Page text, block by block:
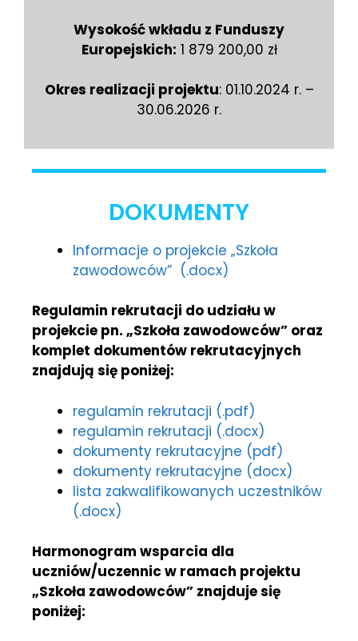
Wysokość wkładu z Funduszy
Europejskich: 1 879 200,00 zł
Okres realizacji projektu: 01.10.2024 r. –
30.06.2026 r.
DOKUMENTY
Informacje o projekcie „Szkoła
zawodowców” (.docx)
Regulamin rekrutacji do udziału w
projekcie pn. „Szkoła zawodowców” oraz
komplet dokumentów rekrutacyjnych
znajdują się poniżej:
regulamin rekrutacji (.pdf)
regulamin rekrutacji (.docx)
dokumenty rekrutacyjne (pdf)
dokumenty rekrutacyjne (docx)
lista zakwalifikowanych uczestników
(.docx)
Harmonogram wsparcia dla
uczniów/uczennic w ramach projektu
„Szkoła zawodowców” znajduje się
poniżej: